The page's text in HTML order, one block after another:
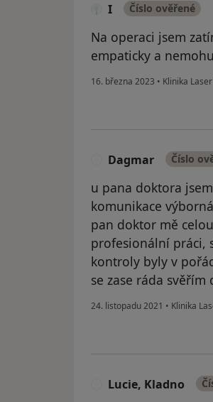
I Číslo ověřené
Na operaci jsem
empaticky a
16. března 2023 • Klinika
Dagmar Číslo
u pana doktora
komunikace
pan doktor mě
profesionální práci,
kontroly byly v
se zase ráda
24. listopadu 2021 • Klinika
Lucie, Kladno